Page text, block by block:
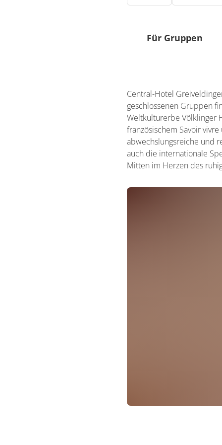
Für Gruppen
51 - 100 Personen
25 - 50 Personen
Reisegruppen
Reisegruppen
Central-Hotel
geschlossenen Gruppen
Weltkulturerbe Völklinger
französischem Savoir
abwechslungsreiche und
auch die internationale
Mitten im Herzen des